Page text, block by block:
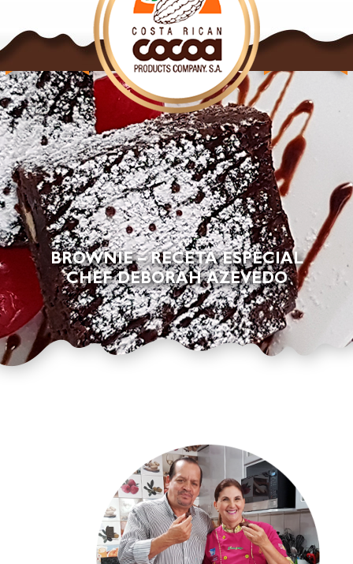
CHOCOLATE
BROWNIE – RECETA ESPECIAL
CHEF DEBORAH AZEVEDO